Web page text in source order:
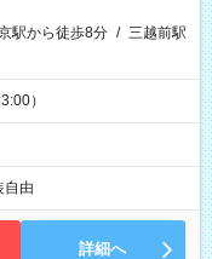
駅から徒歩8分 / 三越前駅
）
自由
詳細へ